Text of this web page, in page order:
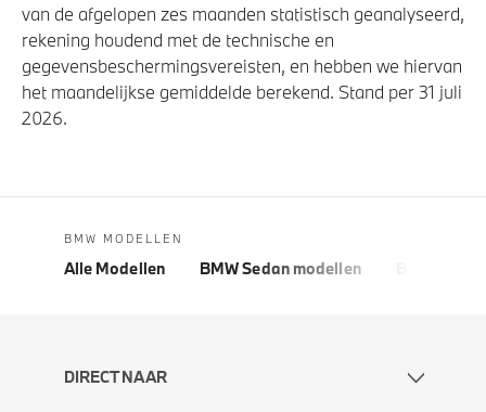
van de afgelopen zes maanden statistisch geanalyseerd,
rekening houdend met de technische en
gegevensbeschermingsvereisten, en hebben we hiervan
het maandelijkse gemiddelde berekend. Stand per 31 juli
2026.
BMW MODELLEN
Alle Modellen BMW Sedan modellen
DIRECT NAAR